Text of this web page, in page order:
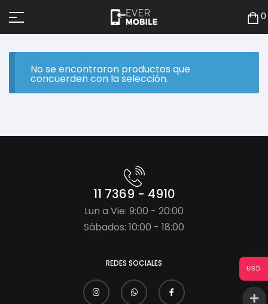
0
No se encontraron productos que
concuerden con la selección.
11 7369 - 4910
Lun a Vie: 9:00 - 20:00
Sábados: 10:00 - 18:00
REDES SOCIALES
USD